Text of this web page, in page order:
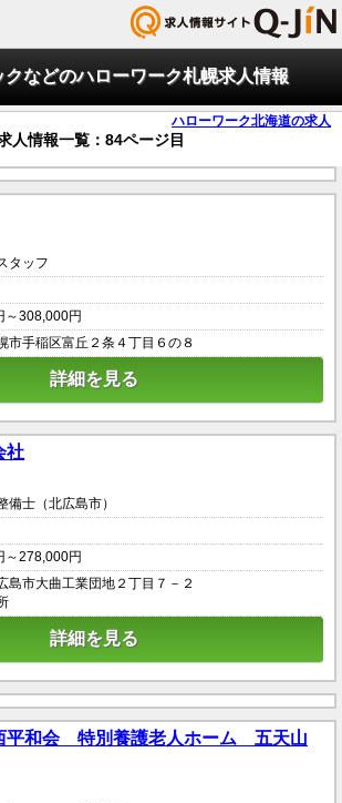
クなどのハローワーク札幌求人情報
ハローワーク北海道の求人
人情報一覧：84ページ目
タッフ
～308,000円
市手稲区富丘２条４丁目６の８
詳細を見る
社
備士（北広島市）
～278,000円
島市大曲工業団地２丁目７－２
詳細を見る
和会 特別養護老人ホーム 五天山